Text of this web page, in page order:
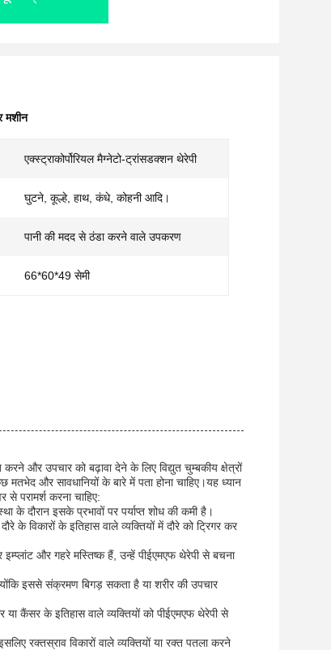
मशीन
एक्स्ट्राकोर्पोरियल मैग्नेटो-ट्रांसडक्शन थेरेपी
घुटने, कूल्हे, हाथ, कंधे, कोहनी आदि।
पानी की मदद से ठंडा करने वाले उपकरण
66*60*49 सेमी
और उपचार को बढ़ावा देने के लिए विद्युत चुम्बकीय क्षेत्रों
और सावधानियों के बारे में पता होना चाहिए।यह ध्यान
परामर्श करना चाहिए:
के दौरान इसके प्रभावों पर पर्याप्त शोध की कमी है।
के विकारों के इतिहास वाले व्यक्तियों में दौरे को ट्रिगर कर
और गहरे मस्तिष्क हैं, उन्हें पीईएमएफ थेरेपी से बचना
इससे संक्रमण बिगड़ सकता है या शरीर की उपचार
कैंसर के इतिहास वाले व्यक्तियों को पीईएमएफ थेरेपी से
रक्तस्राव विकारों वाले व्यक्तियों या रक्त पतला करने